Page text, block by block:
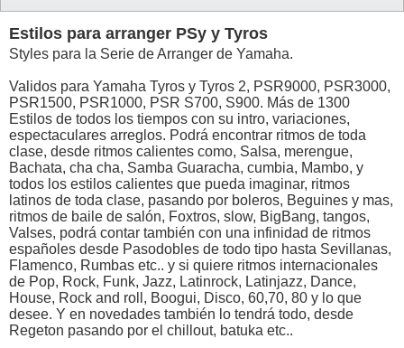
Estilos para arranger PSy y Tyros
Styles para la Serie de Arranger de Yamaha.
Validos para Yamaha Tyros y Tyros 2, PSR9000, PSR3000,
PSR1500, PSR1000, PSR S700, S900. Más de 1300
Estilos de todos los tiempos con su intro, variaciones,
espectaculares arreglos. Podrá encontrar ritmos de toda
clase, desde ritmos calientes como, Salsa, merengue,
Bachata, cha cha, Samba Guaracha, cumbia, Mambo, y
todos los estilos calientes que pueda imaginar, ritmos
latinos de toda clase, pasando por boleros, Beguines y mas,
ritmos de baile de salón, Foxtros, slow, BigBang, tangos,
Valses, podrá contar también con una infinidad de ritmos
españoles desde Pasodobles de todo tipo hasta Sevillanas,
Flamenco, Rumbas etc.. y si quiere ritmos internacionales
de Pop, Rock, Funk, Jazz, Latinrock, Latinjazz, Dance,
House, Rock and roll, Boogui, Disco, 60,70, 80 y lo que
desee. Y en novedades también lo tendrá todo, desde
Regeton pasando por el chillout, batuka etc..